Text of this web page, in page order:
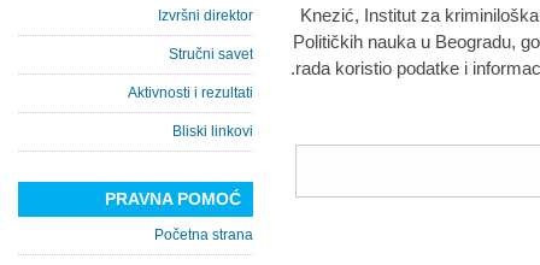
Knezić, Institut za
Političkih nauka u Beogradu,
rada koristio podatke i
Izvršni direktor
Stručni savet
Aktivnosti i rezultati
Bliski linkovi
PRAVNA POMOĆ
Početna strana